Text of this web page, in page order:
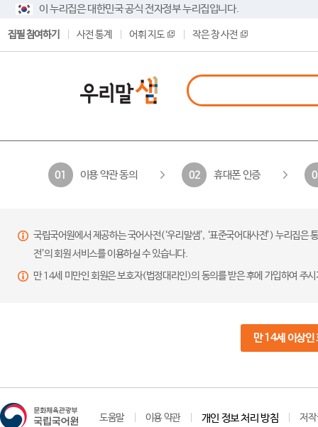
이 누리집은 대한민국 공식 전자정부 누리집입니다.
집필 참여하기 사전 통계 어휘 지도 작은 창 사전
01 이용 약관 동의 02 휴대폰 인증
국립국어원에서 제공하는 국어사전(‘우리말샘’, ‘표준국어대사전’) 누리집
전’의 회원 서비스를 이용하실 수 있습니다.
만 14세 미만인 회원은 보호자(법정대리인)의 동의를 받은 후에 가입하여 주
만 14세 이상인
도움말 이용 약관 개인 정보 처리 방침 저